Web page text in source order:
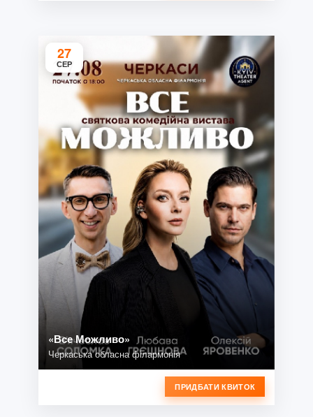
27
СЕР
«Все Можливо»
Черкаська обласна філармонія
ПРИДБАТИ КВИТОК